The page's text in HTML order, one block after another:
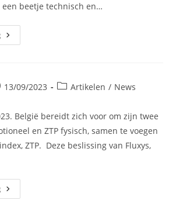
beetje technisch en…
Energy
Market
13/09/2023
PostArtikelen / News
België bereidt zich voor om zijn twee
en ZTP fysisch, samen te voegen
ZTP. Deze beslissing van Fluxys,
Eén
Prijsindex